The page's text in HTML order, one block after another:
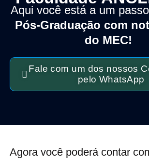
Aqui você está a um
Pós-Graduação com
do MEC!
Fale com um dos nossos
pelo WhatsApp
Agora você poderá contar